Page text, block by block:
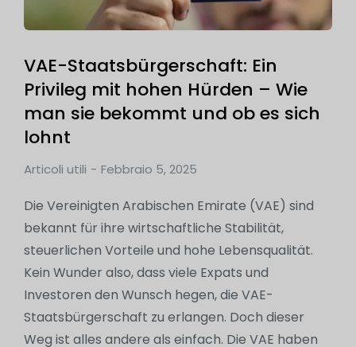
VAE-Staatsbürgerschaft: Ein
Privileg mit hohen Hürden – Wie
man sie bekommt und ob es sich
lohnt
Articoli utili Febbraio 5, 2025
Die Vereinigten Arabischen Emirate (VAE) sind
bekannt für ihre wirtschaftliche Stabilität,
steuerlichen Vorteile und hohe Lebensqualität.
Kein Wunder also, dass viele Expats und
Investoren den Wunsch hegen, die VAE-
Staatsbürgerschaft zu erlangen. Doch dieser
Weg ist alles andere als einfach. Die VAE haben